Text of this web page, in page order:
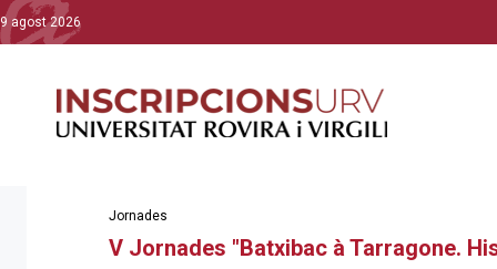
9 agost 2026
Jornades
V Jornades "Batxibac à Tarragone.